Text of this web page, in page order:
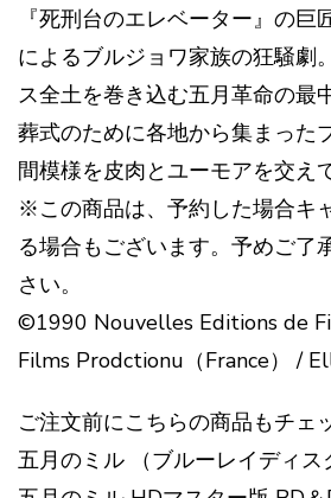
『死刑台のエレベーター』の巨
によるブルジョワ家族の狂騒劇
ス全土を巻き込む五月革命の最
葬式のために各地から集まった
間模様を皮肉とユーモアを交え
※この商品は、予約した場合キ
る場合もございます。予めご了
さい。
©1990 Nouvelles Editions de
Films Prodctionu（France） /
ご注文前にこちらの商品もチェ
五月のミル （ブルーレイディス